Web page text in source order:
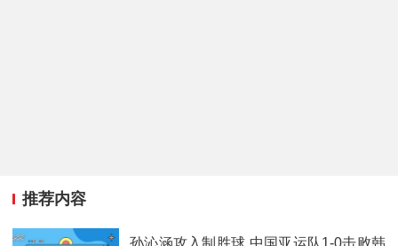
推荐内容
孙沁涵攻入制胜球 中国亚运队1-0击败韩